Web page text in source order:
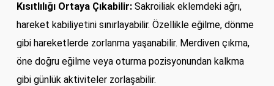
Kısıtlılığı Ortaya Çıkabilir:Sakroiliak eklemdeki ağrı,
hareket kabiliyetini sınırlayabilir. Özellikle eğilme, dönme
gibi hareketlerde zorlanma yaşanabilir. Merdiven çıkma,
öne doğru eğilme veya oturma pozisyonundan kalkma
gibi günlük aktiviteler zorlaşabilir.